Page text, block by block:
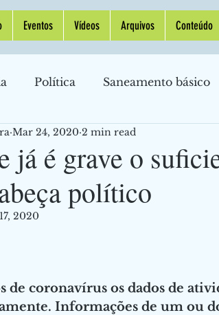
Eventos Vídeos Arquivos Conteúdo
Política Saneamento básico
Indústria Política Monetária
Internacional
Infraestrutura Crise Cassinos
já é grave o
político
Mar 24, 2020 2 min read
2020
de coronavírus os dados de
Informações de um ou